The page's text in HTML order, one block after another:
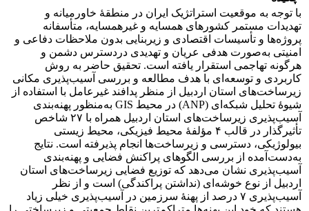
با توجه به موقعیت استراتژیک ایران در منطقۀ خاورمیانه و
تهدیدات مستمر کشورهای همسایه و غیرهمسایه، متأسفانه
پروژه‌ها و تأسیسات اقتصادی و زیربنایی بدون ملاحظات دفاعی و
امنیتی به‌صورت هدفی عریان و تهدیدی دردسترس دشمن و
هرگونه تهاجمی استقرار یافته است. تحقیق حاضر به روش
کاربردی و توسعه‌ای با هدف مطالعه و بررسی آسیب‌پذیری مکانی
زیرساخت‌های استان اردبیل از منظر پدافند غیرعامل با استفاده از
شیوۀ تحلیل شبکه‌ای (ANP) در محیط GIS به‌منظور پهنه‌بندی
آسیب‌پذیری زیرساخت‌‌های استان اردبیل همراه با ۲۷ شاخص
تأثیرگذار در قالب ۴ مؤلفۀ محیط فیزیکی، محیط زیستی
بیولوژیکی، دسترسی و زیرساخت‌‌ها انجام پذیرفته است. نتایج
به‌دست‌آمده از بررسی‌ الگوهای پراکنش فضایی و پهنه‌بندی
آسیب‌پذیری نشان می‌دهد که توزیع فضایی زیرساخت‌های استان
اردبیل از نوع خوشه‌ای (نداشتن پراکندگی) است و از نظر
آسیب‌پذیری ۷ درصد از پهنۀ سرزمین در آسیب‌پذیری خیلی زیاد